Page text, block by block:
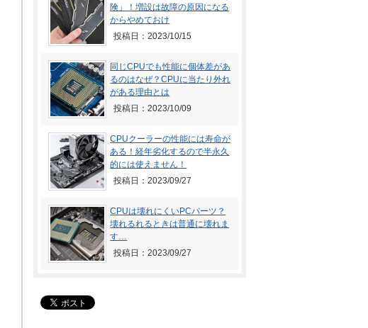
険」！増設は故障の原因になる
からやめておけ
投稿日：2023/10/15
同じCPUでも性能に個体差があ
るのはなぜ？CPUに当たり外れ
がある理由とは
投稿日：2023/10/09
CPUクーラーの性能には寿命が
ある！経年劣化するので半永久
的には使えません！
投稿日：2023/09/27
CPUは壊れにくいPCパーツ？
壊れるれるときは普通に壊れま
す…
投稿日：2023/09/27